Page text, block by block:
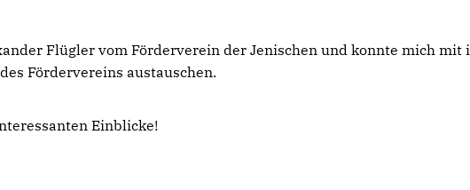
Flügler vom Förderverein der Jenischen und konnte mich mit
Fördervereins austauschen.
Einblicke!